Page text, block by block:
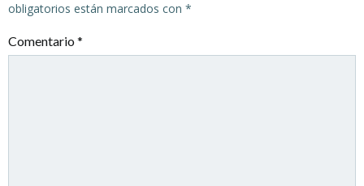
obligatorios están marcados con *
Comentario*